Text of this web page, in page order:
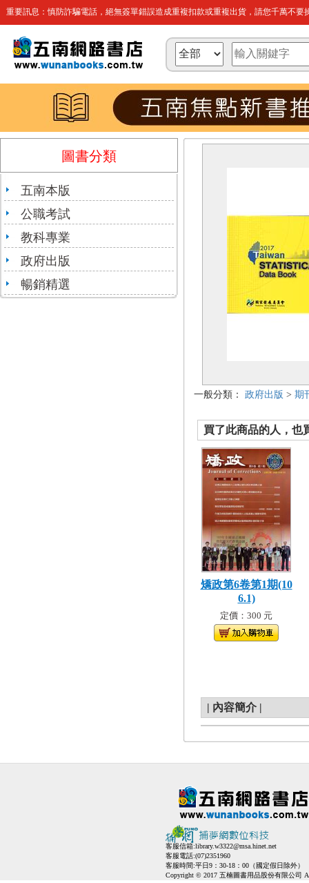
重要訊息：慎防詐騙電話，絕無簽單錯誤造成重複扣款或重複出貨，請您千萬不要
圖書分類
五南本版
公職考試
教科專業
政府出版
暢銷精選
一般分類： 政府出版 > 期
買了此商品的人，也
矯政第6卷第1期(10
6.1)
定價：300 元
| 內容簡介 |
客服信箱:library.w3322@msa.hinet.net
客服電話:(07)2351960
客服時間:平日9：30-18：00（國定假日除外）
Copyright © 2017 五楠圖書用品股份有限公司